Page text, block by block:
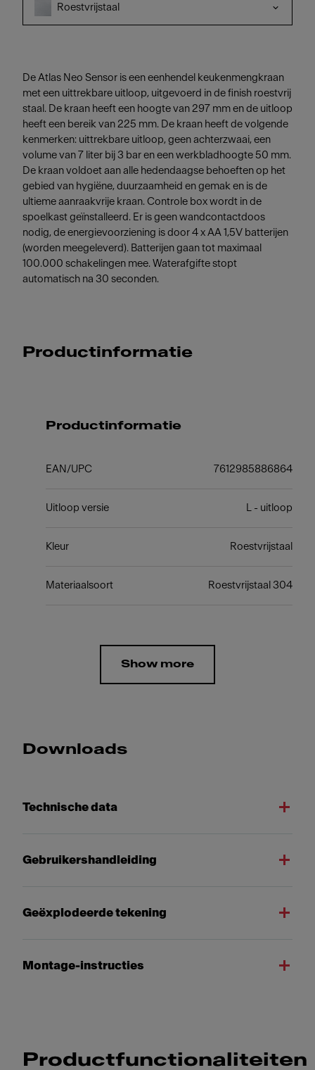
Roestvrijstaal
De Atlas Neo Sensor is een eenhendel keukenmengkraan
met een uittrekbare uitloop, uitgevoerd in de finish roestvrij
staal. De kraan heeft een hoogte van 297 mm en de uitloop
heeft een bereik van 225 mm. De kraan heeft de volgende
kenmerken: uittrekbare uitloop, geen achterzwaai, een
volume van 7 liter bij 3 bar en een werkbladhoogte 50 mm.
De kraan voldoet aan alle hedendaagse behoeften op het
gebied van hygiëne, duurzaamheid en gemak en is de
ultieme aanraakvrije kraan. Controle box wordt in de
spoelkast geïnstalleerd. Er is geen wandcontactdoos
nodig, de energievoorziening is door 4 x AA 1,5V batterijen
(worden meegeleverd). Batterijen gaan tot maximaal
100.000 schakelingen mee. Waterafgifte stopt
automatisch na 30 seconden.
Productinformatie
Productinformatie
EAN/UPC 7612985886864
Uitloop versie L - uitloop
Kleur Roestvrijstaal
Materiaalsoort Roestvrijstaal 304
Show more
Downloads
Technische data
Gebruikershandleiding
Geëxplodeerde tekening
Montage-instructies
Productfunctionaliteiten